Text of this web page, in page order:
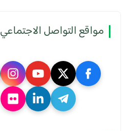
مواقع التواصل الاجتماعي